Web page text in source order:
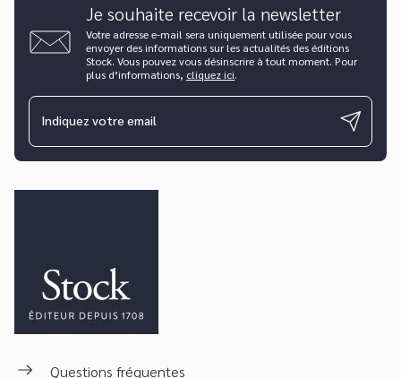
Je souhaite recevoir la newsletter
Votre adresse e-mail sera uniquement utilisée pour vous
envoyer des informations sur les actualités des éditions
Stock. Vous pouvez vous désinscrire à tout moment. Pour
plus d’informations, cliquez ici.
Indiquez votre email
Questions fréquentes